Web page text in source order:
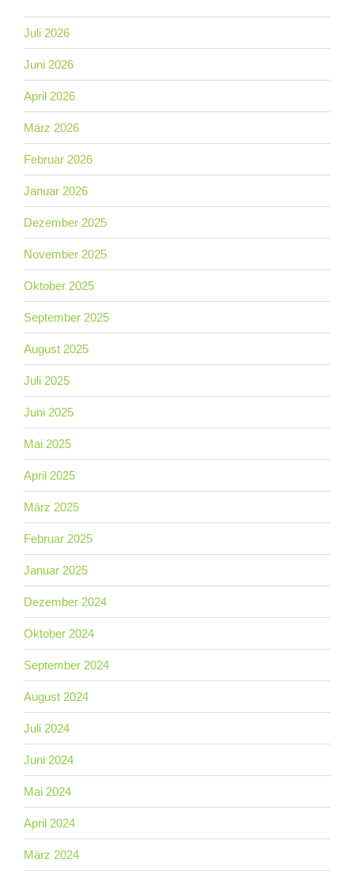
Juli 2026
Juni 2026
April 2026
März 2026
Februar 2026
Januar 2026
Dezember 2025
November 2025
Oktober 2025
September 2025
August 2025
Juli 2025
Juni 2025
Mai 2025
April 2025
März 2025
Februar 2025
Januar 2025
Dezember 2024
Oktober 2024
September 2024
August 2024
Juli 2024
Juni 2024
Mai 2024
April 2024
März 2024